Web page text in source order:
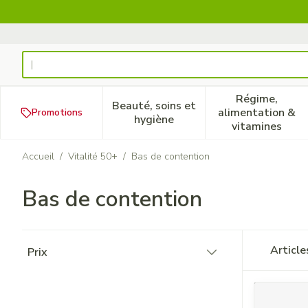
Rechercher
Promotions
Beauté, soins et
hygièneAfficher le sous-menu pour
Régime,
alimentation &
vitamines
Afficher
Accueil / Vitalité 50+ / Bas de contention
Bas de contention
Prix